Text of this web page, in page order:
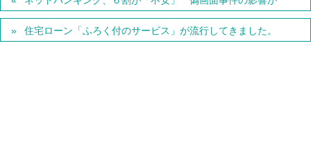
住宅ローン「ふろく付のサービス」が流行してきました。